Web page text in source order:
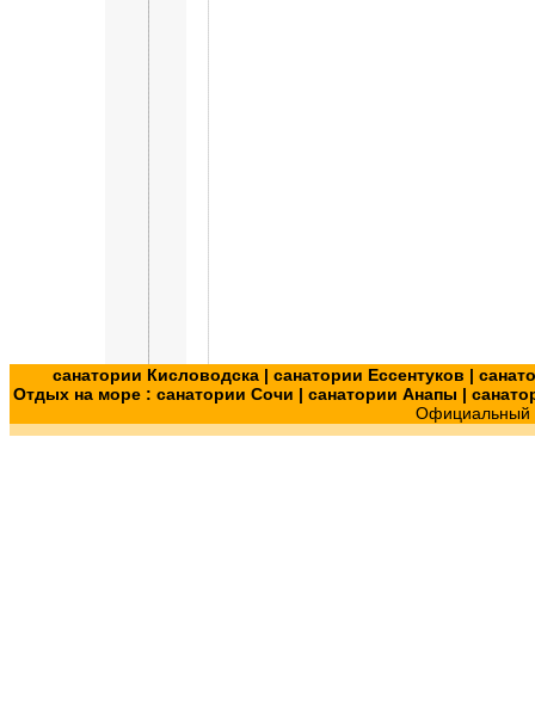
санатории Кисловодска| санатории Ессентуков |
Отдых на море : санатории Сочи | санатории Анапы |
Официальный